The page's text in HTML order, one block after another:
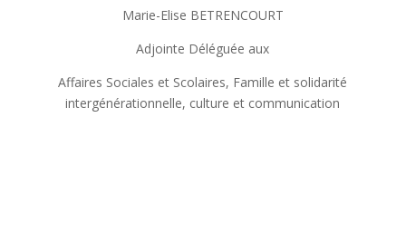
Marie-Elise BETRENCOURT
Adjointe Déléguée aux
Affaires Sociales et Scolaires, Famille et solidarité
intergénérationnelle, culture et communication